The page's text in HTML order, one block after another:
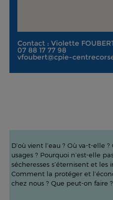
Contact : Violette
07 88 17 77 98
vfoubert@cpie-
D’où vient l’eau ? Où va-t-elle
usages ? Pourquoi n’est-elle
sécheresses s’éternisent et les
Comment la protéger et
chez nous ? Que peut-on faire ?